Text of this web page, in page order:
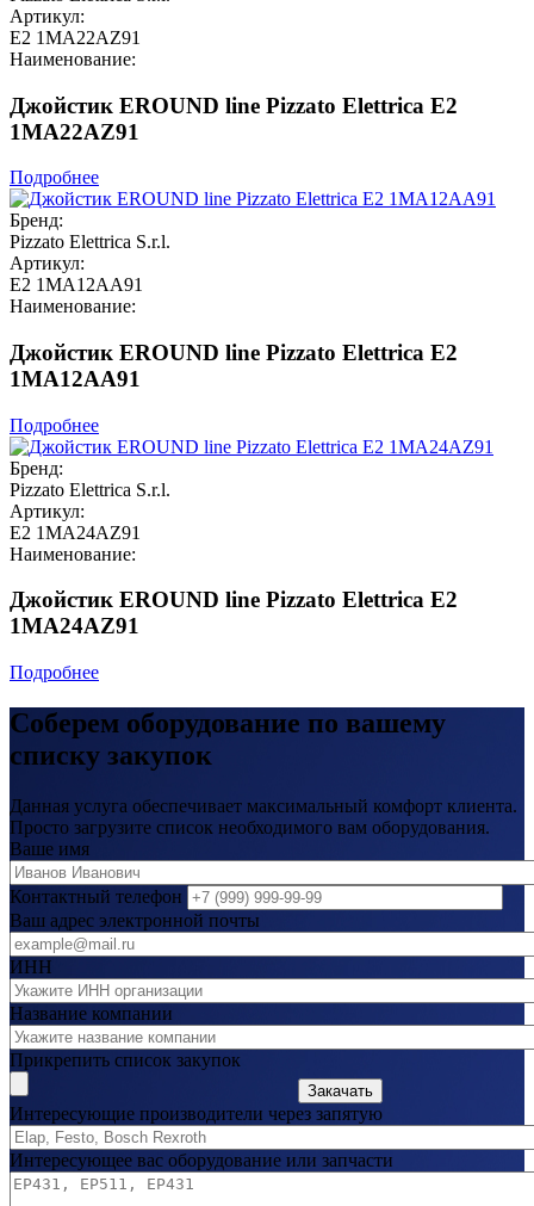
Артикул:
E2 1MA22AZ91
Наименование:
Джойстик EROUND line Pizzato Elettrica E2
1MA22AZ91
Подробнее
Бренд:
Pizzato Elettrica S.r.l.
Артикул:
E2 1MA12AA91
Наименование:
Джойстик EROUND line Pizzato Elettrica E2
1MA12AA91
Подробнее
Бренд:
Pizzato Elettrica S.r.l.
Артикул:
E2 1MA24AZ91
Наименование:
Джойстик EROUND line Pizzato Elettrica E2
1MA24AZ91
Подробнее
Соберем оборудование по вашему
списку закупок
Данная услуга обеспечивает максимальный комфорт клиента.
Просто загрузите список необходимого вам оборудования.
Ваше имя
Контактный телефон
Ваш адрес электронной почты
ИНН
Название компании
Прикрепить список закупок
Закачать
Интересующие производители через запятую
Интересующее вас оборудование или запчасти